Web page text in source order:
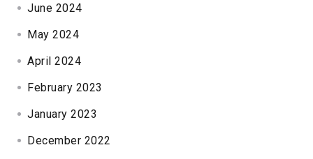
June 2024
May 2024
April 2024
February 2023
January 2023
December 2022